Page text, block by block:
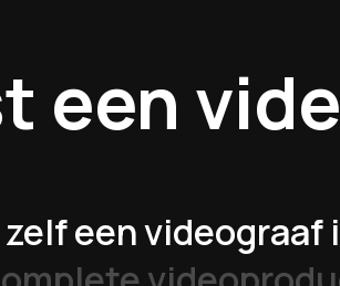
een
een videograaf